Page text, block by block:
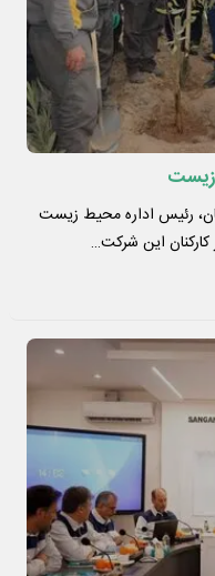
زیست
رئیس اداره محیط زیست
این شرکت…